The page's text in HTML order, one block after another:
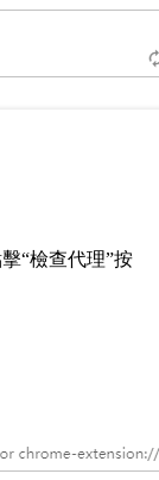
“檢查代理”按